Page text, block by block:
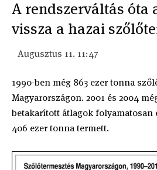
A rendszerváltás óta
vissza a hazai
Augusztus 11. 11:47
1990-ben még 863 ezer tonna
Magyarországon. 2001 és 2004
betakarított átlagok folyamatosan
406 ezer tonna termett.